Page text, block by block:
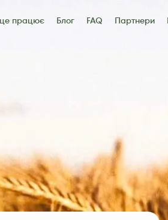
працює Блог FAQ Партнери